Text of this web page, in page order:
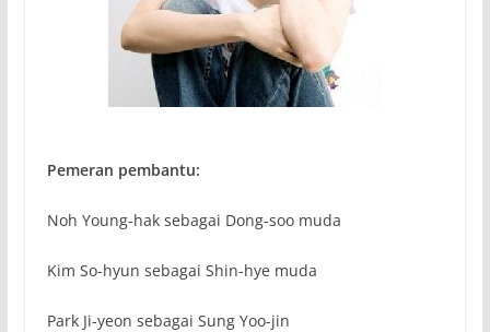
Pemeran pembantu:
Noh Young-hak sebagai Dong-soo muda
Kim So-hyun sebagai Shin-hye muda
Park Ji-yeon sebagai Sung Yoo-jin